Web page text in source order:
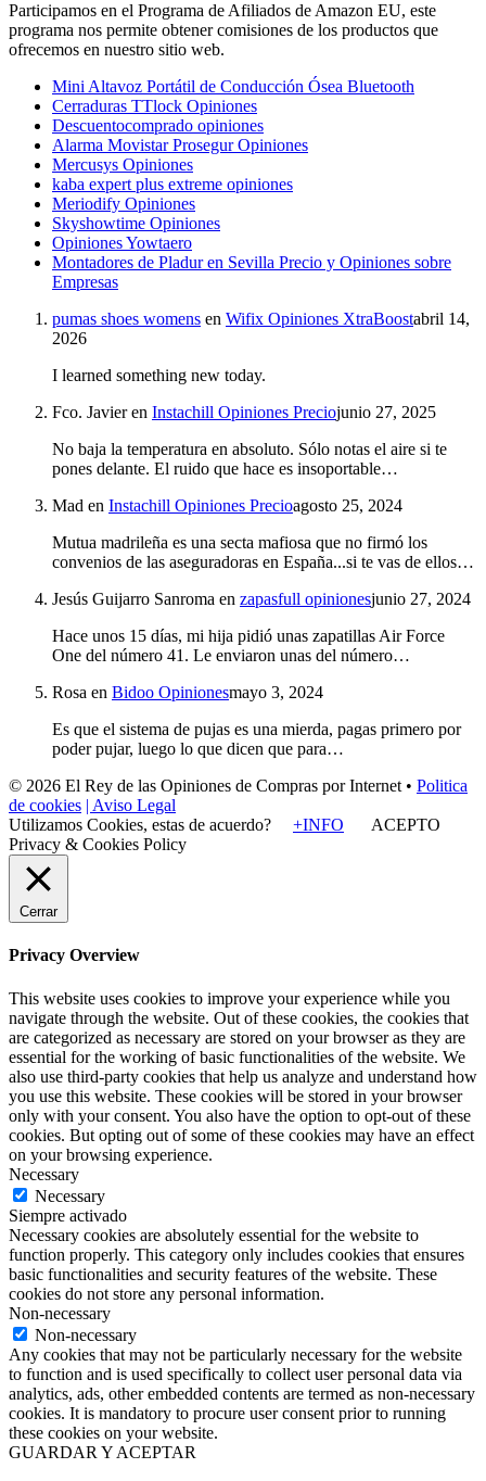
Participamos en el Programa de Afiliados de Amazon EU, este
programa nos permite obtener comisiones de los productos que
ofrecemos en nuestro sitio web.
Mini Altavoz Portátil de Conducción Ósea Bluetooth
Cerraduras TTlock Opiniones
Descuentocomprado opiniones
Alarma Movistar Prosegur Opiniones
Mercusys Opiniones
kaba expert plus extreme opiniones
Meriodify Opiniones
Skyshowtime Opiniones
Opiniones Yowtaero
Montadores de Pladur en Sevilla Precio y Opiniones sobre
Empresas
pumas shoes womens en Wifix Opiniones XtraBoostabril 14,
2026
I learned something new today.
Fco. Javieren Instachill Opiniones Preciojunio 27, 2025
No baja la temperatura en absoluto. Sólo notas el aire si te
pones delante. El ruido que hace es insoportable…
Mad en Instachill Opiniones Precioagosto 25, 2024
Mutua madrileña es una secta mafiosa que no firmó los
convenios de las aseguradoras en España...si te vas de ellos…
Jesús Guijarro Sanroma en zapasfull opinionesjunio 27, 2024
Hace unos 15 días, mi hija pidió unas zapatillas Air Force
One del número 41. Le enviaron unas del número…
Rosa en Bidoo Opinionesmayo 3, 2024
Es que el sistema de pujas es una mierda, pagas primero por
poder pujar, luego lo que dicen que para…
© 2026 El Rey de las Opiniones de Compras por Internet • Politica
de cookies | Aviso Legal
Utilizamos Cookies, estas de acuerdo?
+INFO
ACEPTO
Privacy & Cookies Policy
Cerrar
Privacy Overview
This website uses cookies to improve your experience while you
navigate through the website. Out of these cookies, the cookies that
are categorized as necessary are stored on your browser as they are
essential for the working of basic functionalities of the website. We
also use third-party cookies that help us analyze and understand how
you use this website. These cookies will be stored in your browser
only with your consent. You also have the option to opt-out of these
cookies. But opting out of some of these cookies may have an effect
on your browsing experience.
Necessary
Necessary
Siempre activado
Necessary cookies are absolutely essential for the website to
function properly. This category only includes cookies that ensures
basic functionalities and security features of the website. These
cookies do not store any personal information.
Non-necessary
Non-necessary
Any cookies that may not be particularly necessary for the website
to function and is used specifically to collect user personal data via
analytics, ads, other embedded contents are termed as non-necessary
cookies. It is mandatory to procure user consent prior to running
these cookies on your website.
GUARDAR Y ACEPTAR